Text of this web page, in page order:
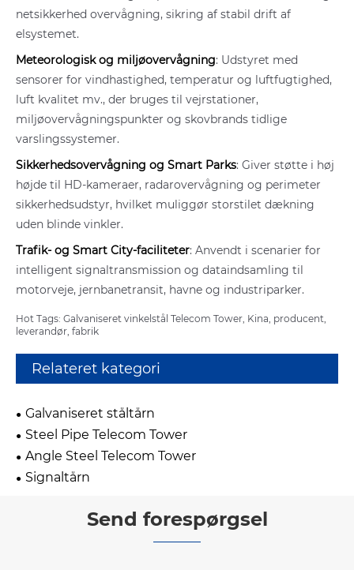
netsikkerhed overvågning, sikring af stabil drift af
elsystemet.
Meteorologisk og miljøovervågning: Udstyret med
sensorer for vindhastighed, temperatur og luftfugtighed,
luft kvalitet mv., der bruges til vejrstationer,
miljøovervågningspunkter og skovbrands tidlige
varslingssystemer.
Sikkerhedsovervågning og Smart Parks: Giver støtte i høj
højde til HD-kameraer, radarovervågning og perimeter
sikkerhedsudstyr, hvilket muliggør storstilet dækning
uden blinde vinkler.
Trafik- og Smart City-faciliteter: Anvendt i scenarier for
intelligent signaltransmission og dataindsamling til
motorveje, jernbanetransit, havne og industriparker.
Hot Tags: Galvaniseret vinkelstål Telecom Tower, Kina, producent,
leverandør, fabrik
Relateret kategori
Galvaniseret ståltårn
Steel Pipe Telecom Tower
Angle Steel Telecom Tower
Signaltårn
Send forespørgsel